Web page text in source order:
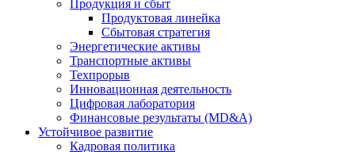
Продукция и сбыт
Продуктовая линейка
Сбытовая стратегия
Энергетические активы
Транспортные активы
Техпрорыв
Инновационная деятельность
Цифровая лаборатория
Финансовые результаты (MD&A)
Устойчивое развитие
Кадровая политика